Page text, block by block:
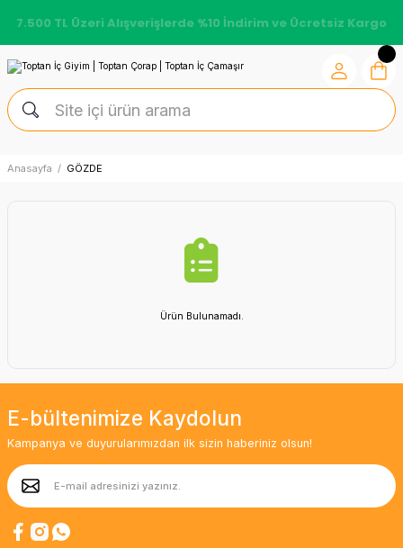
7.500 TL Üzeri Alışverişlerde %10 İndirim ve Ücretsiz Kargo
Anasayfa GÖZDE
Ürün Bulunamadı.
E-bültenimize Kaydolun
Kampanya ve duyurularımızdan ilk sizin haberiniz olsun!